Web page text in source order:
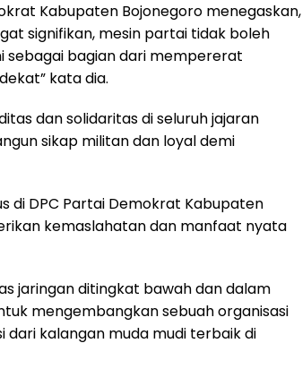
Kabupaten Bojonegoro menegaskan,
signifikan, mesin partai tidak boleh
sebagai bagian dari mempererat
kata dia.
dan solidaritas di seluruh jajaran
sikap militan dan loyal demi
di DPC Partai Demokrat Kabupaten
kemaslahatan dan manfaat nyata
jaringan ditingkat bawah dan dalam
mengembangkan sebuah organisasi
dari kalangan muda mudi terbaik di